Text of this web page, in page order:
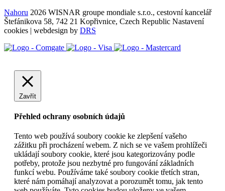
Nahoru 2026 WISNAR groupe mondiale s.r.o., cestovní kancelář
Štefánikova 58, 742 21 Kopřivnice, Czech Republic Nastavení
cookies | webdesign by DRS
Zavřít
Přehled ochrany osobních údajů
Tento web používá soubory cookie ke zlepšení vašeho
zážitku při procházení webem. Z nich se ve vašem prohlížeči
ukládají soubory cookie, které jsou kategorizovány podle
potřeby, protože jsou nezbytné pro fungování základních
funkcí webu. Používáme také soubory cookie třetích stran,
které nám pomáhají analyzovat a porozumět tomu, jak tento